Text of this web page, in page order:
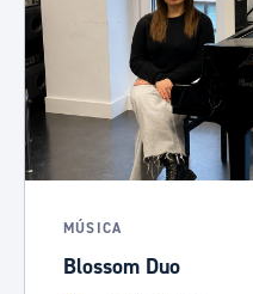
MÚSICA
Blossom Duo